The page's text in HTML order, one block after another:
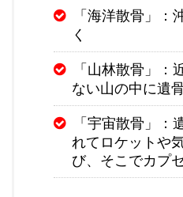
「海洋散骨」：
く
「山林散骨」：
ない山の中に遺
「宇宙散骨」：
れてロケットや
び、そこでカプ